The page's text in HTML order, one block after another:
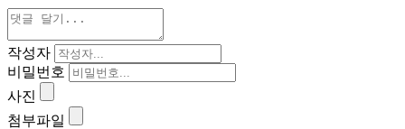
작성자
비밀번호
사진
첨부파일